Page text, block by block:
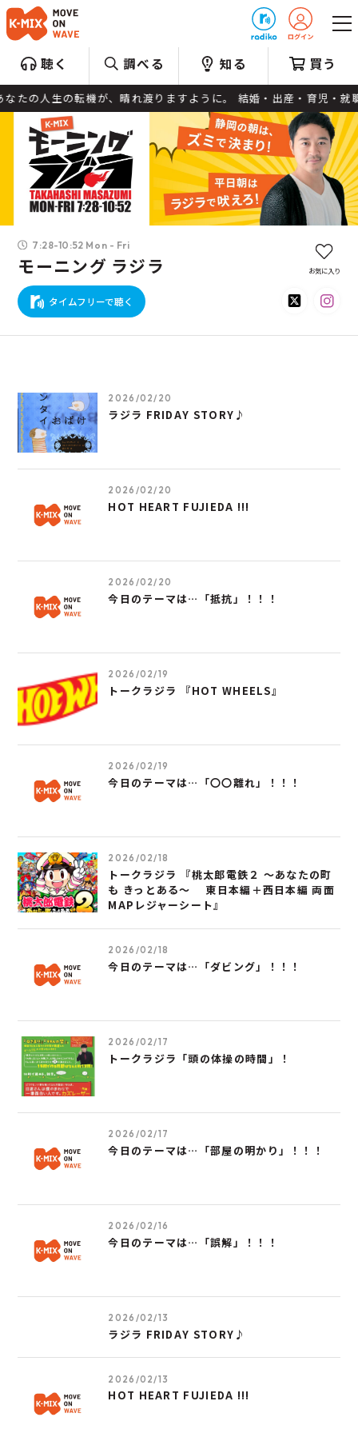
聴く 調べる 知る 買う
の転機が、晴れ渡りますように。 結婚・出産・育児・就職・
7:28-10:52 Mon - Fri
モーニング ラジラ
タイムフリーで聴く
お気に入り
2026/02/20
ラジラ FRIDAY STORY♪
2026/02/20
HOT HEART FUJIEDA !!!
2026/02/20
今日のテーマは…「抵抗」！！！
2026/02/19
トークラジラ 『HOT WHEELS』
2026/02/19
今日のテーマは…「〇〇離れ」！！！
2026/02/18
トークラジラ 『桃太郎電鉄２ ～あなたの町
も きっとある～ 東日本編＋西日本編 両面
MAPレジャーシート』
2026/02/18
今日のテーマは…「ダビング」！！！
2026/02/17
トークラジラ「頭の体操の時間」！
2026/02/17
今日のテーマは…「部屋の明かり」！！！
2026/02/16
今日のテーマは…「誤解」！！！
2026/02/13
ラジラ FRIDAY STORY♪
2026/02/13
HOT HEART FUJIEDA !!!